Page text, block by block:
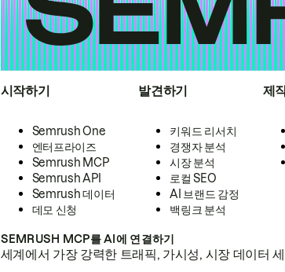
시작하기
Semrush One
엔터프라이즈
Semrush MCP
Semrush API
Semrush 데이터
데모 신청
발견하기
키워드 리서치
경쟁자 분석
시장 분석
로컬 SEO
AI 브랜드 감정
백링크 분석
제
SEMRUSH MCP를 AI에 연결하기
세계에서 가장 강력한 트래픽, 가시성, 시장 데이터